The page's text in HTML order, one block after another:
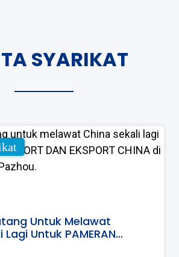
SYARIKAT
Untuk Melawat
Untuk PAMERAN